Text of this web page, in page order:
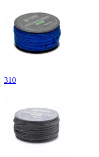
310